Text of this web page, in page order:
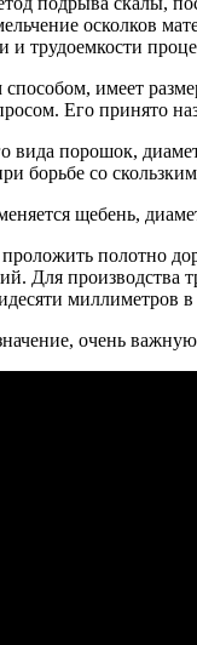
осколков
и трудоемкости
имеет
Его принято
порошок,
борьбе со
щебень,
полотно
Для производства
миллиметров в
очень